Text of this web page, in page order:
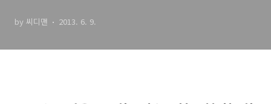
by 씨디맨 2013. 6. 9.